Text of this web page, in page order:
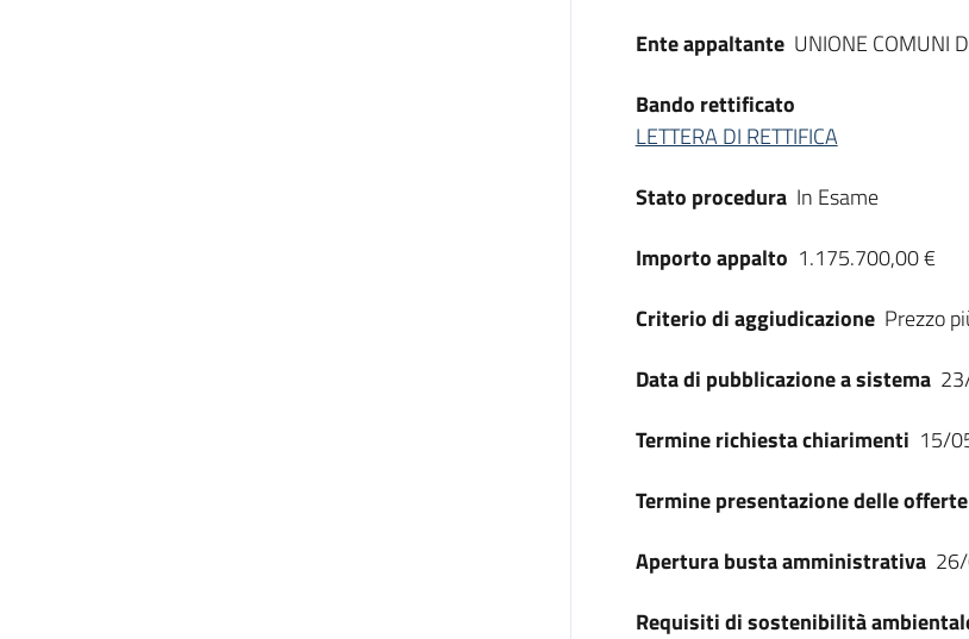
Ente appaltante UNIONE COMUNI
Bando rettificato
LETTERA DI RETTIFICA
Stato procedura In Esame
Importo appalto 1.175.700,00 €
Criterio di aggiudicazione Prezzo
Data di pubblicazione a sistema
Termine richiesta chiarimenti 15/
Termine presentazione delle offerte
Apertura busta amministrativa
Requisiti di sostenibilità